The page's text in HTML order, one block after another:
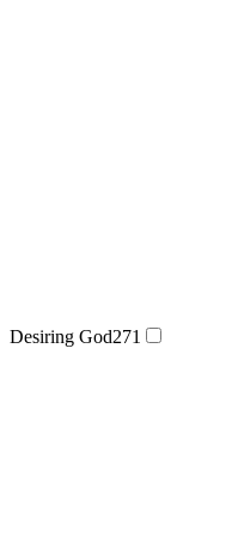
Desiring God271